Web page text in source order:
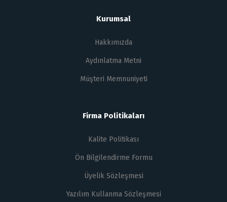
Kurumsal
Hakkımızda
Aydınlatma Metni
Müşteri Memnuniyeti
Firma Politikaları
Kalite Politikası
Ön Bilgilendirme Formu
Üyelik Sözleşmesi
Yazılım Kullanma Sözleşmesi